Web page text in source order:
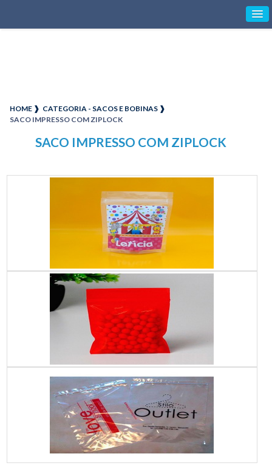
HOME ❱ CATEGORIA - SACOS E BOBINAS ❱
SACO IMPRESSO COM ZIPLOCK
SACO IMPRESSO COM ZIPLOCK